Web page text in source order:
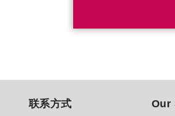
联系方式 Our